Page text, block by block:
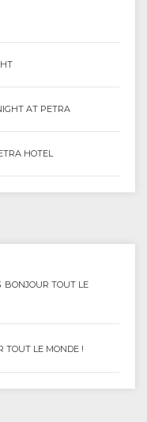
AT PETRA
HOTEL
BONJOUR TOUT LE
TOUT LE MONDE !